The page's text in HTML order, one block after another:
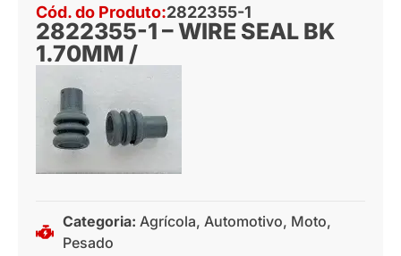
Cód. do Produto:2822355-1
2822355-1 – WIRE SEAL BK
1.70MM /
Categoria: Agrícola, Automotivo, Moto,
Pesado